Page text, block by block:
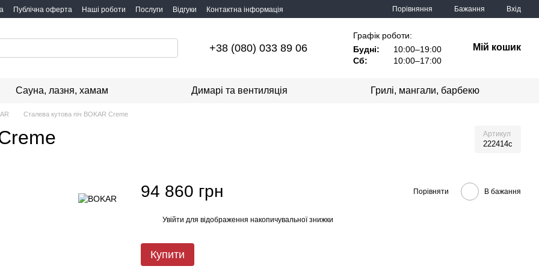
Публічна оферта Наші роботи Послуги Відгуки Контактна інформація Порівняння Бажання Вхід
+38 (080) 033 89 06
Графік роботи:
Будні:
10:00–19:00
Сб:
10:00–17:00
Мій кошик
Сауна, лазня, хамам Димарі та вентиляція Грилі, мангали, барбекю
Сталева кутова піч BOKAR Creme
Артикул
222414c
94 860 грн Порівняти В бажання
Увійти для відображення накопичувальної знижки
Купити